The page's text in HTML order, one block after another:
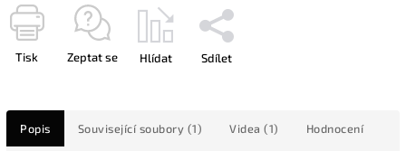
Tisk Zeptat se Hlídat Sdílet
Popis Související soubory (1) Videa (1) Hodnocení